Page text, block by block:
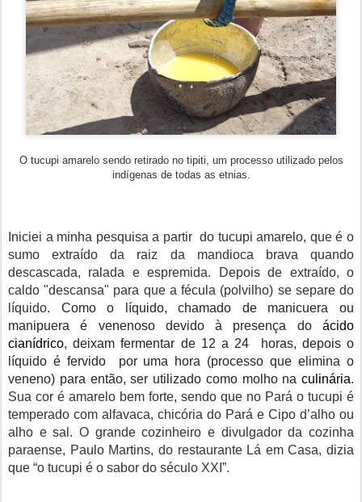
O tucupi amarelo sendo retirado no tipiti, um processo utilizado pelos
indígenas de todas as etnias.
Iniciei a minha pesquisa a partir do tucupi amarelo, que é o
sumo extraído da raiz da mandioca brava quando
descascada, ralada e espremida. Depois de extraído, o
caldo "descansa" para que a fécula (polvilho) se separe do
líquido. Como o líquido, chamado de manicuera ou
manipuera é venenoso devido à presença do
ácido
cianídrico,deixam fermentar de 12 a 24 horas, depoiso
líquido é fervido por uma hora (processo que elimina o
veneno) para então, ser utilizado como molho na culinária.
Sua cor é amarelo bem forte, sendo que no Pará o tucupi é
temperado com alfavaca, chicória do Pará e Cipo d’alho ou
alho e sal. O grande cozinheiro e divulgador da cozinha
paraense, Paulo Martins, do restaurante Lá em Casa, dizia
que “o tucupi é o sabor do século XXI”.